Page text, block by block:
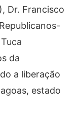
Dr. Francisco
da
a liberação
estado